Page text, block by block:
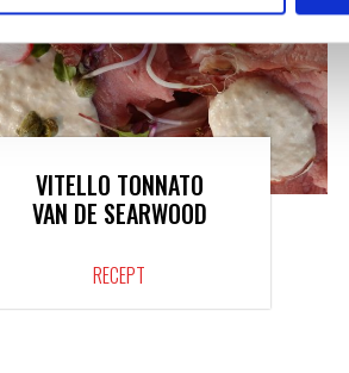
VITELLO TONNATO
VAN DE SEARWOOD
RECEPT